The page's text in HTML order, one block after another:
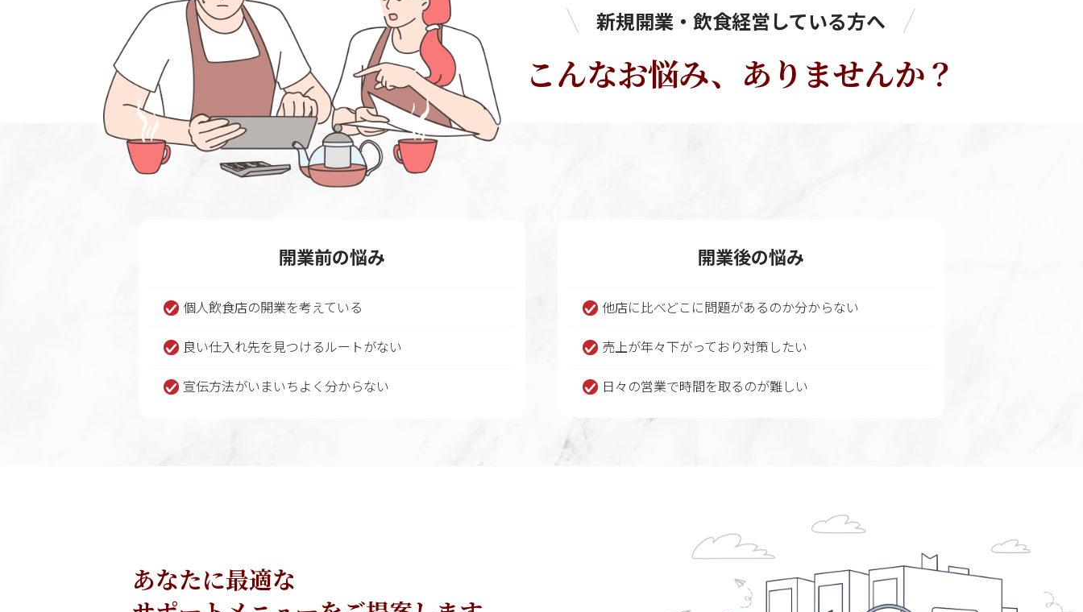
新規開業・飲食経営している方へ
こんなお悩み、ありませんか？
開業前の悩み
個人飲食店の開業を考えている
良い仕入れ先を見つけるルートがない
宣伝方法がいまいちよく分からない
開業後の悩み
他店に比べどこに問題があるのか分からない
売上が年々下がっており対策したい
日々の営業で時間を取るのが難しい
あなたに最適な